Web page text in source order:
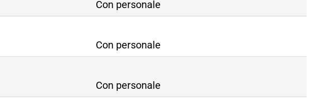
Con personale
Con personale
Con personale